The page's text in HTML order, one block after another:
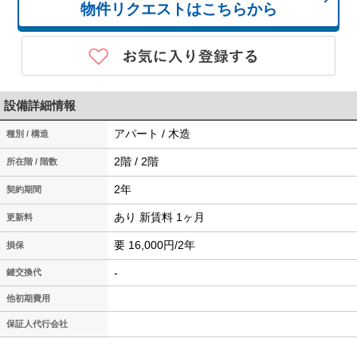
物件リクエストはこちらから
設備詳細情報
種別 / 構造 アパート / 木造
所在階 / 階数 2階 / 2階
契約期間 2年
更新料 あり 新賃料 1ヶ月
損保 要 16,000円/2年
鍵交換代 -
他初期費用
保証人代行会社